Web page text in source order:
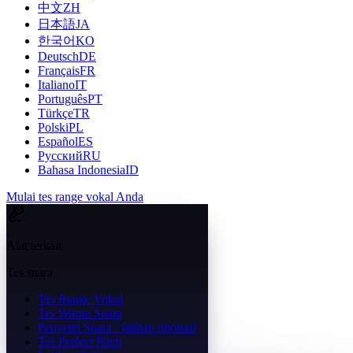
中文ZH
日本語JA
한국어KO
DeutschDE
FrançaisFR
ItalianoIT
PortuguêsPT
TürkçeTR
PolskiPL
EspañolES
РусскийRU
Bahasa IndonesiaID
Mulai tes range vokal Anda
Alat terkait
Tes suara
Tes Range Vokal
Tes Warna Suara
Penyetel Suara / latihan intonasi
Tes Perfect Pitch